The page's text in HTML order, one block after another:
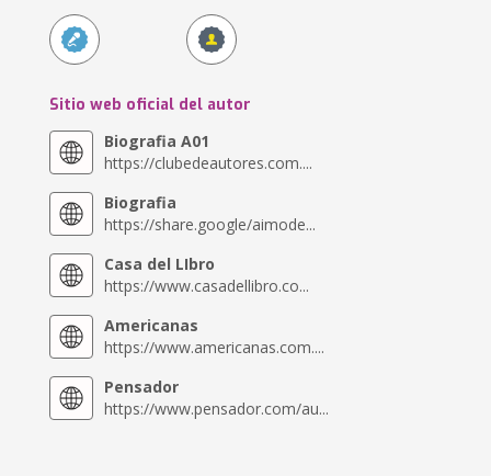
Sitio web oficial del autor
Biografia A01
https://clubedeautores.com....
Biografia
https://share.google/aimode...
Casa del LIbro
https://www.casadellibro.co...
Americanas
https://www.americanas.com....
Pensador
https://www.pensador.com/au...